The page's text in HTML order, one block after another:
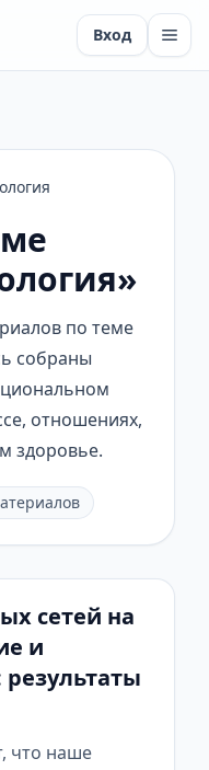
Вход
по теме
собраны
отношениях,
здоровье.
сетей на
и
результаты
что наше